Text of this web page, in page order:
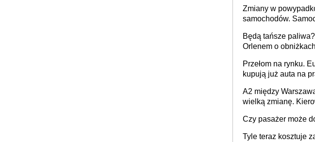
Zmiany w
samochodów.
technologią
Będą tańsze
Orlenem o obniżkach
Przełom na rynku.
kupują już auta na
A2 między
wielką zmianę.
Czy pasażer może
Tyle teraz kosztuje